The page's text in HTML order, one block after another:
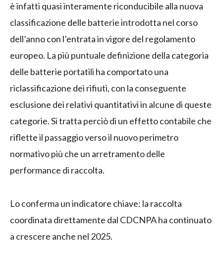
è infatti quasi interamente riconducibile alla nuova
classificazione delle batterie introdotta nel corso
dell’anno con l’entrata in vigore del regolamento
europeo. La più puntuale definizione della categoria
delle batterie portatili ha comportato una
riclassificazione dei rifiuti, con la conseguente
esclusione dei relativi quantitativi in alcune di queste
categorie. Si tratta perciò di un effetto contabile che
riflette il passaggio verso il nuovo perimetro
normativo più che un arretramento delle
performance di raccolta.
Lo conferma un indicatore chiave: la raccolta
coordinata direttamente dal CDCNPA ha continuato
a crescere anche nel 2025.